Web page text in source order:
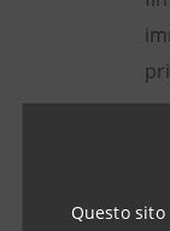
Questo